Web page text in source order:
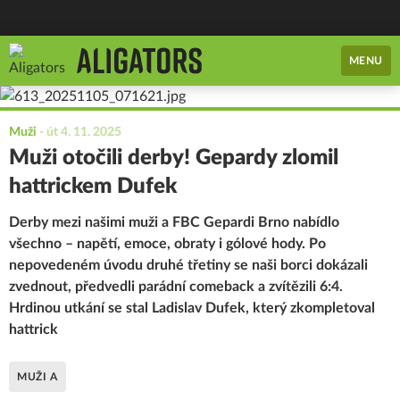
MENU
Muži - út 4. 11. 2025
Muži otočili derby! Gepardy zlomil
hattrickem Dufek
Derby mezi našimi muži a FBC Gepardi Brno nabídlo
všechno – napětí, emoce, obraty i gólové hody. Po
nepovedeném úvodu druhé třetiny se naši borci dokázali
zvednout, předvedli parádní comeback a zvítězili 6:4.
Hrdinou utkání se stal Ladislav Dufek, který zkompletoval
hattrick
MUŽI A